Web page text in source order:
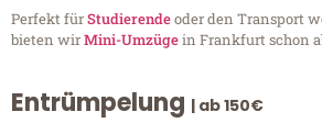
Perfekt fürStudierendeoder den Transport
bieten wirMini-Umzügein Frankfurt schon
Entrümpelung | ab 150€